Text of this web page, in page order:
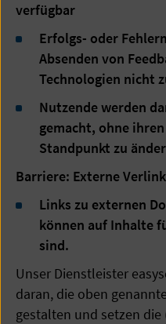
verfügbar
Erfolgs- oder
Absenden von
Technologien nicht
Nutzende werden
gemacht, ohne
Standpunkt zu
Barriere: Externe
Links zu externen
können auf Inhalte
sind.
Unser Dienstleister
daran, die oben
gestalten und setzen die